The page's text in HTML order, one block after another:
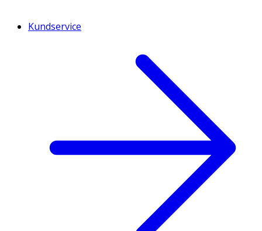
Kundservice